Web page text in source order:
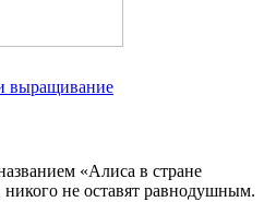
выращивание
«Алиса в стране
не оставят равнодушным.